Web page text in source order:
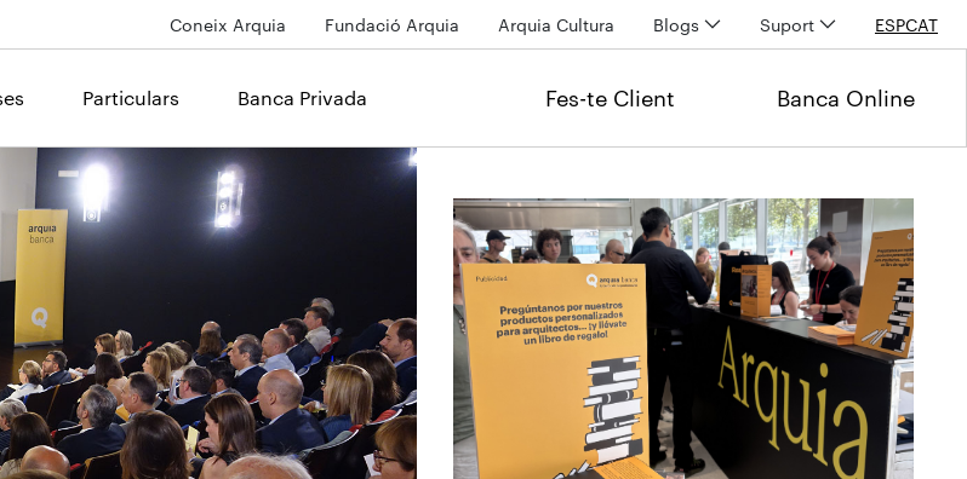
Coneix Arquia Fundació Arquia Arquia Cultura Blogs Suport ESPCAT
Particulars Banca Privada Fes-te Client Banca Online